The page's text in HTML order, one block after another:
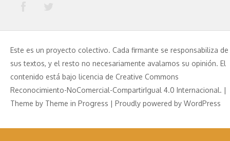
Este es un proyecto colectivo. Cada firmante se responsabiliza de
sus textos, y el resto no necesariamente avalamos su opinión. El
contenido está bajo licencia de Creative Commons
Reconocimiento-NoComercial-CompartirIgual 4.0 Internacional. |
Theme by Theme in Progress | Proudly powered by WordPress